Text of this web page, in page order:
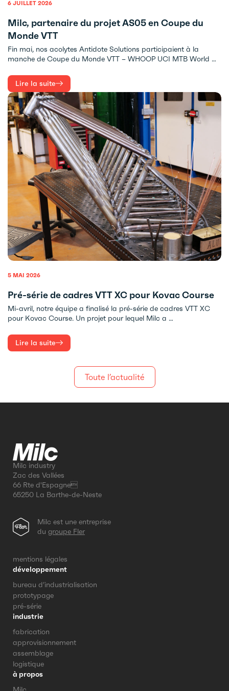
6 JUILLET 2026
Milc, partenaire du projet AS05 en Coupe du
Monde VTT
Fin mai, nos acolytes Antidote Solutions participaient à la
manche de Coupe du Monde VTT – WHOOP UCI MTB World …
Lire la suite
5 MAI 2026
Pré-série de cadres VTT XC pour Kovac Course
Mi-avril, notre équipe a finalisé la pré-série de cadres VTT XC
pour Kovac Course. Un projet pour lequel Milc a …
Lire la suite
Toute l’actualité
Milc industry
Zac des Vallées
66 Rte d'Espagne
65250 La Barthe-de-Neste
Milc est une entreprise
du groupe Fler
mentions légales
développement
bureau d’industrialisation
prototypage
pré-série
industrie
fabrication
approvisionnement
assemblage
logistique
à propos